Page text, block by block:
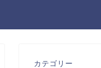
カテゴリー